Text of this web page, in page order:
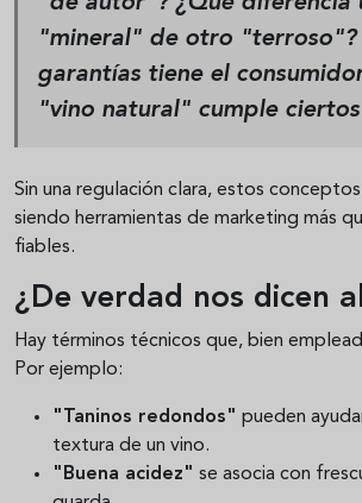
"mineral" de otro "terroso"?
garantías tiene el
"vino natural" cumple
Sin una regulación clara, estos
siendo herramientas de marketing más
fiables.
¿De verdad nos dicen
Hay términos técnicos que, bien
Por ejemplo:
"Taninos redondos" pueden
textura de un vino.
"Buena acidez" se asocia con